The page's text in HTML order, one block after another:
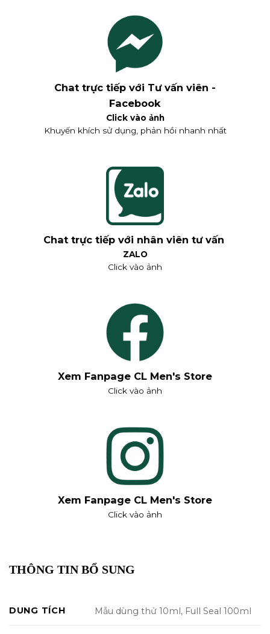
Chat trực tiếp với Tư vấn viên -
Facebook
Click vào ảnh
Khuyến khích sử dụng, phản hồi nhanh nhất
Chat trực tiếp với nhân viên tư vấn
ZALO
Click vào ảnh
Xem Fanpage CL Men's Store
Click vào ảnh
Xem Fanpage CL Men's Store
Click vào ảnh
THÔNG TIN BỔ SUNG
DUNG TÍCH Mẫu dùng thử 10ml, Full Seal 100ml